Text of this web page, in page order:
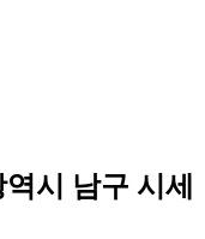
시 남구 시세